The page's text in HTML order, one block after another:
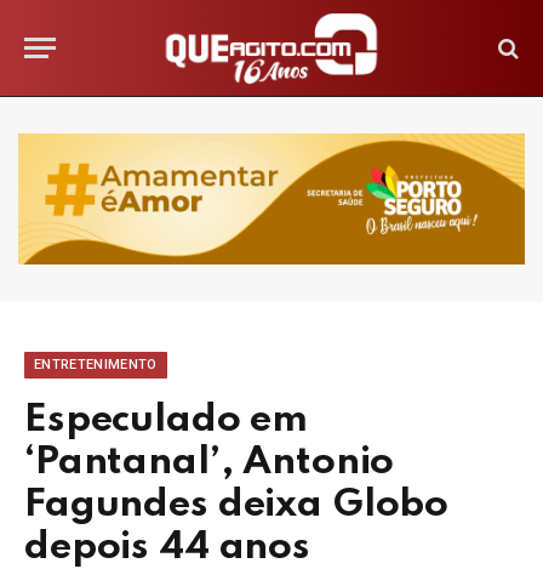
ENTRETENIMENTO
Especulado em
‘Pantanal’, Antonio
Fagundes deixa Globo
depois 44 anos